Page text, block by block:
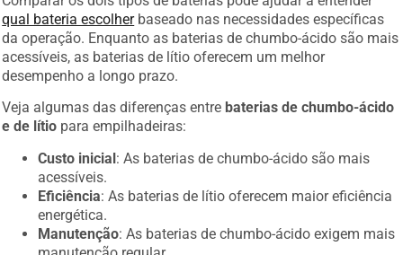
qual bateria escolherbaseado nas necessidades específicas
da operação. Enquanto as baterias de chumbo-ácido são mais
acessíveis, as baterias de lítio oferecem um melhor
desempenho a longo prazo.
Veja algumas das diferenças entre baterias de chumbo-ácido
e de lítio para empilhadeiras:
Custo inicial : As baterias de chumbo-ácido são mais
acessíveis.
Eficiência
: As baterias de lítio oferecem maior eficiência
energética.
Manutenção
: As baterias de chumbo-ácido exigem mais
manutenção regular.